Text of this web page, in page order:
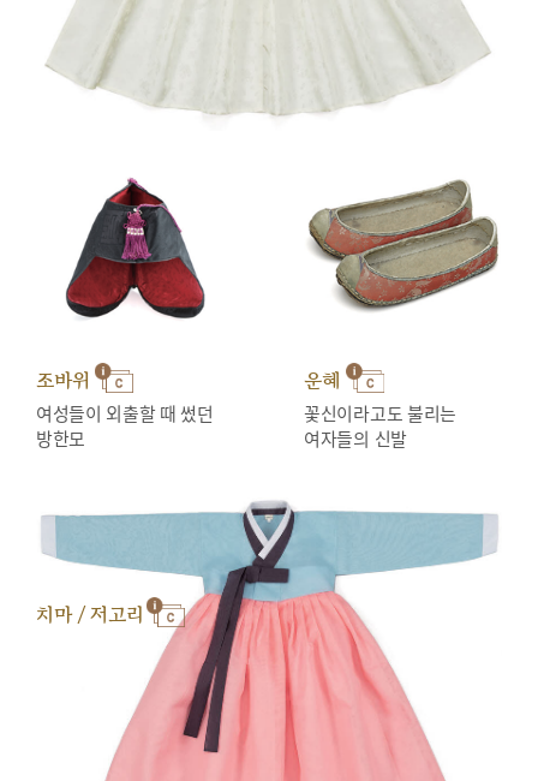
조바위
여성들이 외출할 때 썼던
방한모
운혜
꽃신이라고도 불리는
여자들의 신발
치마 / 저고리